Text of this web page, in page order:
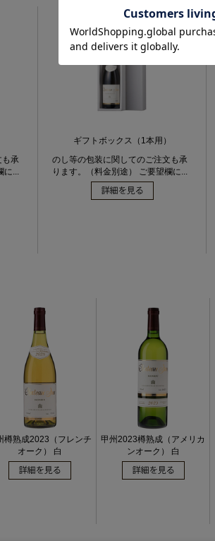
も承
に...
ギフトボックス（1本用）
のし等の包装に関してのご注文も承
ります。（料金別途） ご要望欄に...
樽熟成2023（フレンチ
オーク） 白
甲州2023樽熟成（アメリカ
ンオーク） 白